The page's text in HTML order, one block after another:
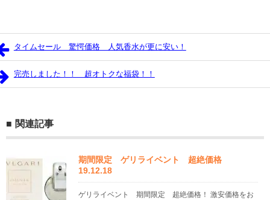
タイムセール 驚愕価格 人気香水が更に安い！
完売しました！！ 超オトクな福袋！！
関連記事
期間限定 ゲリライベント 超絶価格
19.12.18
ゲリライベント 期間限定 超絶価格！ 激安価格をお